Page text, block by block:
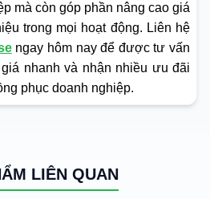
mà còn góp phần nâng cao giá
trong mọi hoạt động. Liên hệ
ngay hôm nay để được tư vấn
nhanh và nhận nhiều ưu đãi
phục doanh nghiệp.
LIÊN QUAN